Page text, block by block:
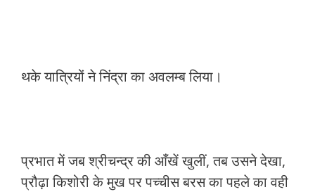
थके यात्रियों ने निंद्रा का अवलम्ब लिया।
प्रभात में जब श्रीचन्द्र की आँखें खुलीं, तब उसने देखा,
प्रौढ़ा किशोरी के मुख पर पच्चीस बरस का पहले का वही